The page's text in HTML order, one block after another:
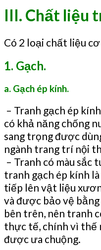
III. Chất liệu
Có 2 loại chất liệu
1. Gạch.
a. Gạch ép kính.
– Tranh gạch ép
có khả năng chống
sang trọng được
ngành trang trí nội
– Tranh có màu sắc
tranh gạch ép kính
tiếp lên vật liệu
và được bảo vệ
bên trên, nên tranh
thực tế, chính vì thế
được ưa chuộng.